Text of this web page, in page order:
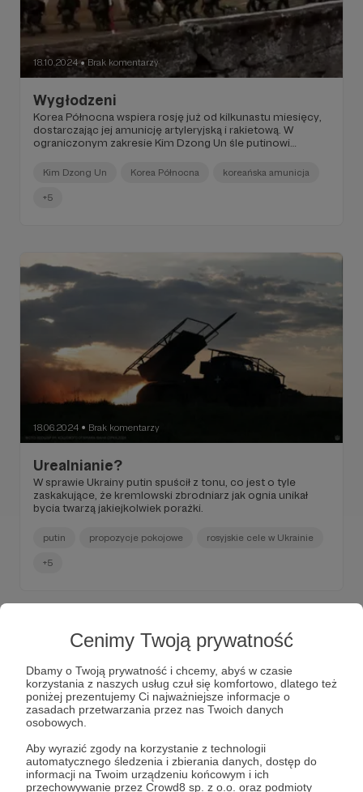
Cenimy Twoją prywatność
Dbamy o Twoją prywatność i chcemy, abyś w czasie
korzystania z naszych usług czuł się komfortowo, dlatego też
poniżej prezentujemy Ci najważniejsze informacje o
zasadach przetwarzania przez nas Twoich danych
osobowych.
Aby wyrazić zgody na korzystanie z technologii
automatycznego śledzenia i zbierania danych, dostęp do
informacji na Twoim urządzeniu końcowym i ich
przechowywanie przez Crowd8 sp. z o.o. oraz podmioty
18.10.2024 ● Brak komentarzy
Wygłodzeni
Korea Północna wspiera rosję już od kilkunastu miesięcy,
dostarczając jej amunicję artyleryjską i rakietową. W
ograniczonym zakresie Kim Dzong Un śle putinowi
Kim Dzong Un Korea Północna koreańska amunicja
+5
18.06.2024 ● Brak komentarzy
Urealnianie?
W sprawie Ukrainy putin spuścił z tonu, co jest o tyle
zaskakujące, że kremlowski zbrodniarz jak ognia unikał
bycia twarzą jakiejkolwiek porażki.
putin propozycje pokojowe rosyjskie cele w Ukrainie
+5